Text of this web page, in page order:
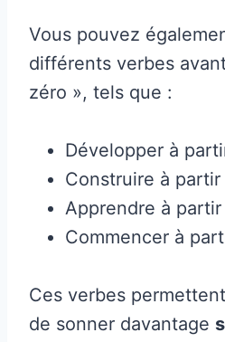
Vous pouvez
différents verbes
zéro », tels que :
Développer à
Construire à
Apprendre à
Commencer à
Ces verbes
de sonner davantage